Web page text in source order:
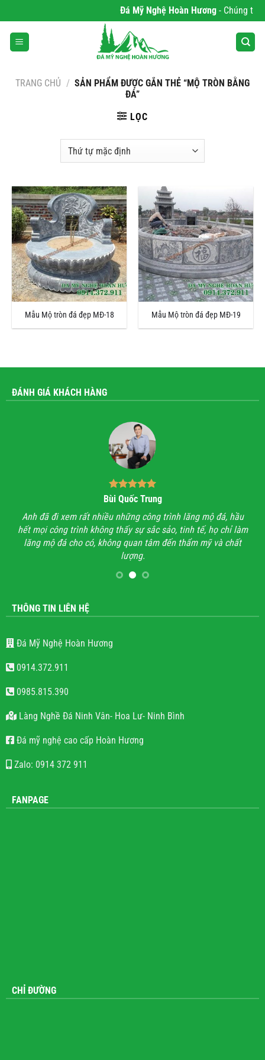
qua
nội
dung
Đá Mỹ Nghệ Hoàn Hương- Chúng tôi
TRANG CHỦ / SẢN PHẨM ĐƯỢC GẮN THẺ “MỘ TRÒN BẰNG
ĐÁ”
LỌC
Mẫu Mộ tròn đá đẹp MĐ-18 Mẫu Mộ tròn đá đẹp MĐ-19
ĐÁNH GIÁ KHÁCH HÀNG
Bùi Quốc Trung
Anh đã đi xem rất nhiều những công trình lăng mộ đá, hầu
hết mọi công trình không thấy sự sắc sảo, tinh tế, họ chỉ làm
lăng mộ đá cho có, không quan tâm đến thẩm mỹ và chất
lượng.
THÔNG TIN LIÊN HỆ
Đá Mỹ Nghệ Hoàn Hương
0914.372.911
0985.815.390
Làng Nghề Đá Ninh Vân- Hoa Lư- Ninh Bình
Đá mỹ nghệ cao cấp Hoàn Hương
Zalo: 0914 372 911
FANPAGE
CHỈ ĐƯỜNG